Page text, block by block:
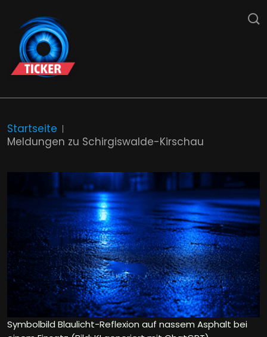
Startseite
Meldungen zu Schirgiswalde-Kirschau
Symbolbild Blaulicht-Reflexion auf nassem Asphalt bei